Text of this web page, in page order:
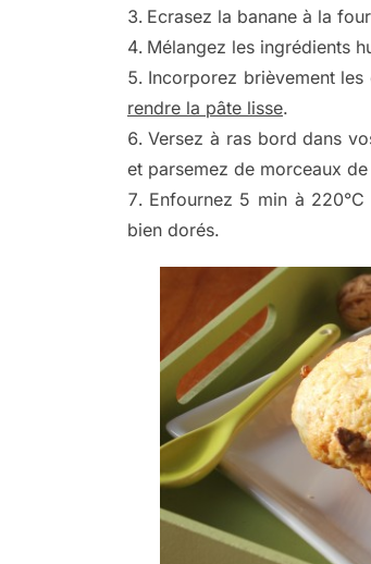
Ecrasez la banane à la
Mélangez les ingrédients
Incorporez brièvement les
rendre la pâte lisse.
Versez à ras bord dans
et parsemez de morceaux
Enfournez 5 min à
bien dorés.